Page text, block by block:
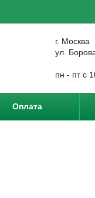
г. Москва
ул.
пн - пт с
Оплата